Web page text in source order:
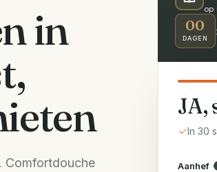
in
Comfortdouche
op
00
DAGEN
JA,
In 30
Aanhef